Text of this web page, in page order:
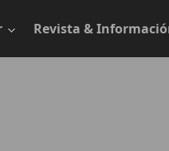
Revista &